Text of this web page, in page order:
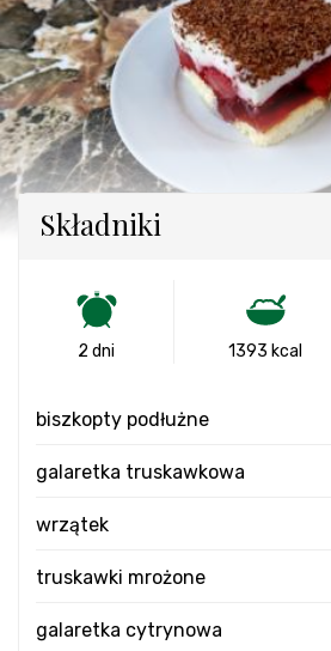
Składniki
2 dni 1393 kcal
biszkopty podłużne
galaretka truskawkowa
wrzątek
truskawki mrożone
galaretka cytrynowa